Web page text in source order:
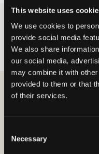
This website uses
We use cookies to
provide social media
We also share
our social media,
may combine it with
provided to them or that
of their services.
Selection
Necessary
Kategorie Akcesoria
Zegarki dla
nastolatków
ZOSTAŃ
Oferta jest ważna przy
cenach. Zniżki nie można